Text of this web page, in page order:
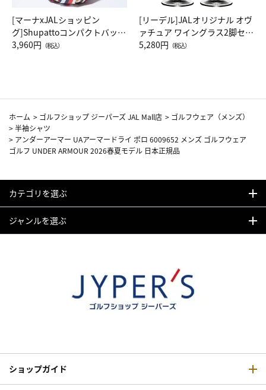
[マーナxJALショッピン
グ]Shupattoコンパクトバッグ
Drop JAL客室乗務員（LC）ス
3,960円 （税込）
[リーデル]JALオリジナル オヴ
ァチュア ワイングラス2脚セッ
ト（レッドワイン）
5,280円 （税込）
ホーム > ゴルフショップ ジーパーズ JAL Mall店 > ゴルフウェア（メンズ）
>半袖シャツ
> アンダーアーマー UAアーマードライ ポロ 6009652 メンズ ゴルフウェア
ゴルフ UNDER ARMOUR 2026春夏モデル 日本正規品
カテゴリを選ぶ
ジャンルを選ぶ
ショップガイド